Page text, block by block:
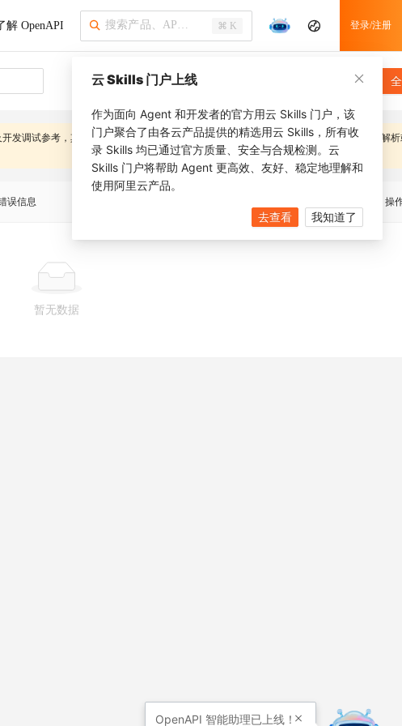
解 OpenAPI ⌘ K 登录/注册
发调试参考，其内容可能随系统优化而变更，应避免在客户端对错误信息字段进行逻辑解
误信息 操
暂无数据
云 Skills 门户上线
作为面向 Agent 和开发者的官方用云 Skills 门户，该
门户聚合了由各云产品提供的精选用云 Skills，所有收
录 Skills 均已通过官方质量、安全与合规检测。云
Skills 门户将帮助 Agent 更高效、友好、稳定地理解和
使用阿里云产品。
去查看 我知道了
OpenAPI 智能助理已上线！